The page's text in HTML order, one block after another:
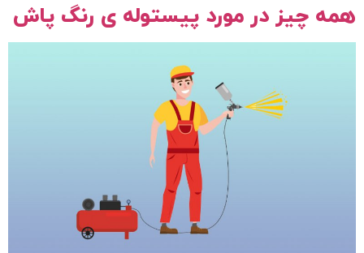
همه چیز در مورد پیستوله ی رنگ پاش